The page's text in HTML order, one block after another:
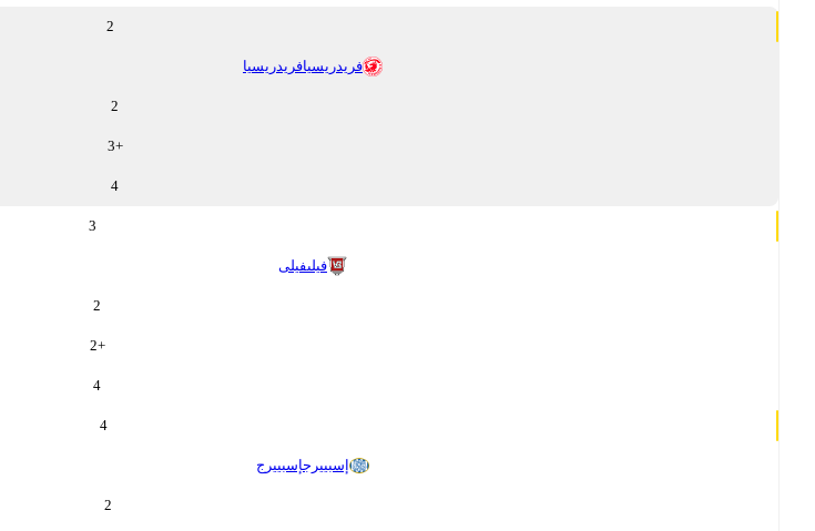
2
فريدريسيافريدريسيا
2
+
3
4
3
فيلىفيلى
2
+
2
4
4
إسبييرجإسبييرج
2